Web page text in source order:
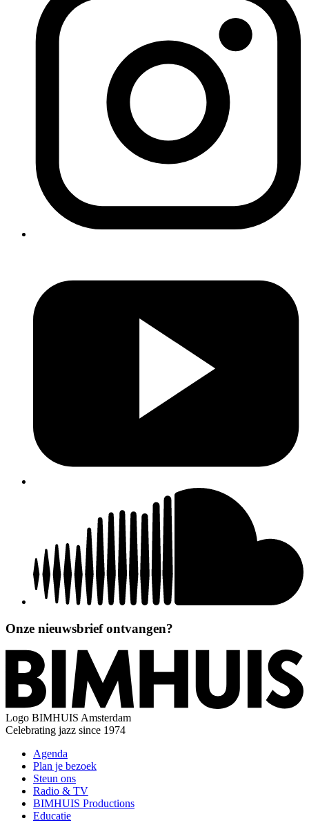
Onze nieuwsbrief ontvangen?
Logo BIMHUIS Amsterdam
Celebrating jazz since 1974
Agenda
Plan je bezoek
Steun ons
Radio & TV
BIMHUIS Productions
Educatie